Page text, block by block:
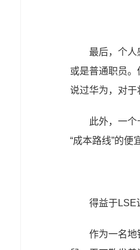
最后，个人
或是普通职员
说过华为，对于
此外，一
“成本路线”的便
得益于LSE
作为一名地